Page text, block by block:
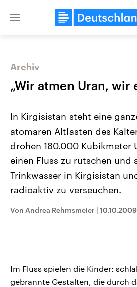
Close
Landtagswahl Sachsen-Anhalt
2026
Alle Informationen
September 2026 einen neuen
und Kandidaten der anstehenden
Wahl.
Audio-Archiv
Archiv
„Wir atmen Uran, wir
In Kirgisistan steht eine
atomaren Altlasten des
drohen 180.000 Kubikmeter
einen Fluss zu rutschen und
Trinkwasser in Kirgisistan
radioaktiv zu verseuchen.
Von Andrea Rehmsmeier | 10.10.2009
Im Fluss spielen die Kinder:
gebrannte Gestalten, die durch